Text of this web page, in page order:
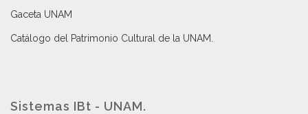
Gaceta UNAM
Catálogo del Patrimonio Cultural de la UNAM.
Sistemas IBt - UNAM.